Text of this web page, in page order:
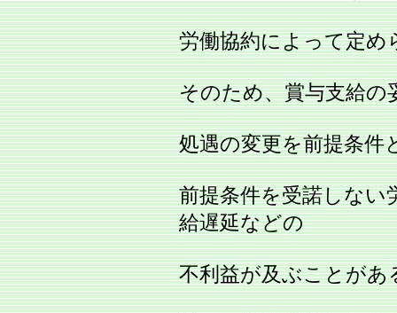
労働協約によって定め
そのため、賞与支給の
処遇の変更を前提条件
前提条件を受諾しない
給遅延などの
不利益が及ぶことがあ